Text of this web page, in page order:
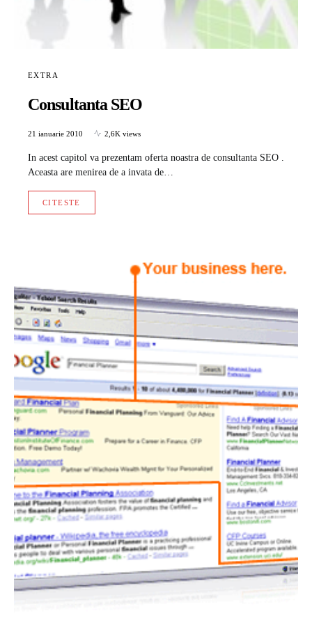
EXTRA
Consultanta SEO
21 ianuarie 2010 2,6K views
In acest capitol va prezentam oferta noastra de consultanta SEO .
Aceasta are menirea de a invata de…
CITESTE